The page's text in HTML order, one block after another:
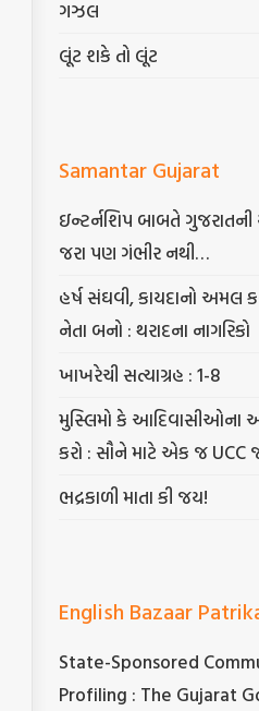
ગઝલ
લૂંટ શકે તો લૂંટ
Samantar Gujarat
ઇન્ટર્નશિપ બાબતે ગુજરાતની
જરા પણ ગંભીર નથી…
હર્ષ સંઘવી, કાયદાનો અમલ
નેતા બનો : થરાદના નાગરિકો
ખાખરેચી સત્યાગ્રહ : 1-8
મુસ્લિમો કે આદિવાસીઓના
કરો : સૌને માટે એક જ UCC
ભદ્રકાળી માતા કી જય!
English Bazaar
State-Sponsored
Profiling : The Gujarat